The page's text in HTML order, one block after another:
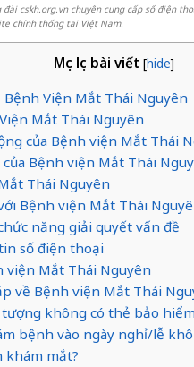
cskh.org.vn chuyên cung cấp số điện
chính thống tại Việt Nam.
Mục lục bài viết [hide]
Viện Mắt Thái Nguyên
Mắt Thái Nguyên
của Bệnh viện Mắt Thái
của Bệnh viện Mắt Thái
Thái Nguyên
Bệnh viện Mắt Thái
năng giải quyết vấn đề
số điện thoại
viện Mắt Thái Nguyên
về Bệnh viện Mắt Thái
tượng không có thẻ bảo
bệnh vào ngày nghỉ/lễ
khám mắt?